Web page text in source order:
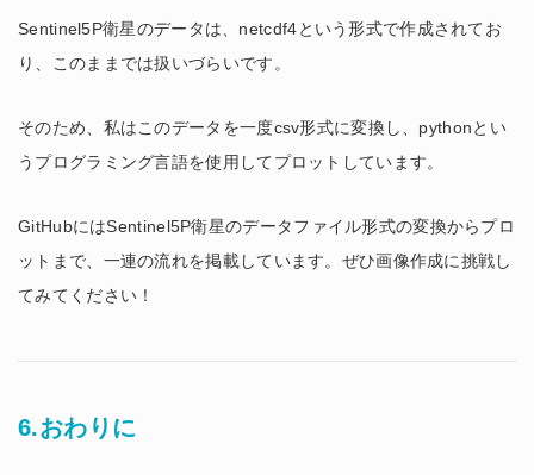
Sentinel5P衛星のデータは、netcdf4という形式で作成されてお
り、このままでは扱いづらいです。
そのため、私はこのデータを一度csv形式に変換し、pythonとい
うプログラミング言語を使用してプロットしています。
GitHubにはSentinel5P衛星のデータファイル形式の変換からプロ
ットまで、一連の流れを掲載しています。ぜひ画像作成に挑戦し
てみてください！
6.おわりに